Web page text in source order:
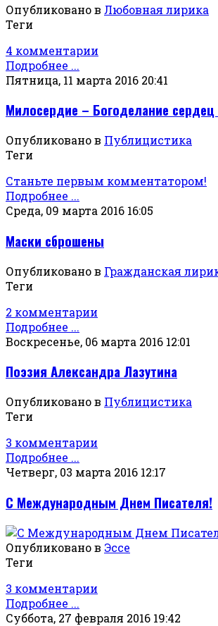
Опубликовано в Любовная лирика
Теги
4 комментарии
Подробнее ...
Пятница, 11 марта 2016 20:41
Милосердие – Богоделание
Опубликовано в Публицистика
Теги
Станьте первым комментатором!
Подробнее ...
Среда, 09 марта 2016 16:05
Маски сброшены
Опубликовано в Гражданская
Теги
2 комментарии
Подробнее ...
Воскресенье, 06 марта 2016 12:01
Поэзия Александра Лазутина
Опубликовано в Публицистика
Теги
3 комментарии
Подробнее ...
Четверг, 03 марта 2016 12:17
С Международным Днем Писателя!
Опубликовано в Эссе
Теги
3 комментарии
Подробнее ...
Суббота, 27 февраля 2016 19:42